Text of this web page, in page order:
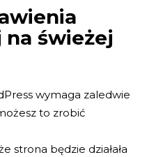
na świeżej
wymaga zaledwie
to zrobić
strona będzie działała